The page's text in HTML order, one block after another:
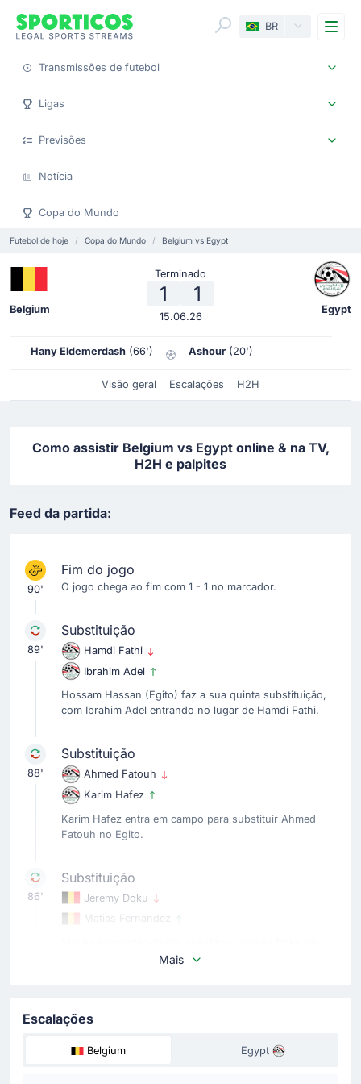
BR
Transmissões de futebol
Ligas
Previsões
Notícia
Copa do Mundo
Futebol de hoje Copa do Mundo Belgium vs Egypt
Belgium
Terminado
1 1
15.06.26
Egypt
Hany Eldemerdash (66') Ashour (20')
Visão geral Escalações H2H
Como assistir Belgium vs Egypt online & na TV,
H2H e palpites
Feed da partida:
90'
Fim do jogo
O jogo chega ao fim com 1 - 1 no marcador.
89'
Substituição
Hamdi Fathi
Ibrahim Adel
Hossam Hassan (Egito) faz a sua quinta substituição,
com Ibrahim Adel entrando no lugar de Hamdi Fathi.
88'
Substituição
Ahmed Fatouh
Karim Hafez
Karim Hafez entra em campo para substituir Ahmed
Fatouh no Egito.
86'
Substituição
Jeremy Doku
Matias Fernandez
Bélgica, no Campo de Seattle.
86'
Kevin De Bruyne
Mais
Escalações
Belgium Egypt